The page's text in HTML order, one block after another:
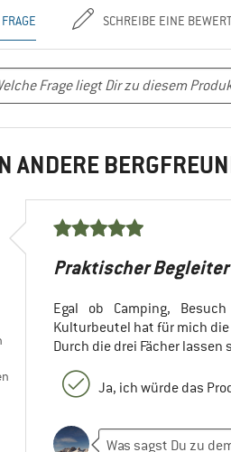
SCHREIBE EINE
ANDERE
Praktischer Begleiter
Egal ob Camping,
Kulturbeutel hat für mich die
Durch die drei Fächer
Ja, ich würde das